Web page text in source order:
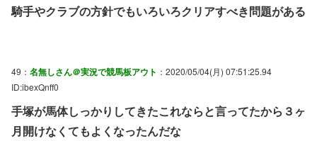
騎手やクラブの方針でもいろいろクリアすべき問題がある
49： 名無しさん＠実況で競馬板アウト ：2020/05/04(月) 07:51:25.94
ID:ibexQnff0
手塚が馬体しっかりしてきたこれならと言ってたから３ヶ
月開けなくてもよくなったんだな